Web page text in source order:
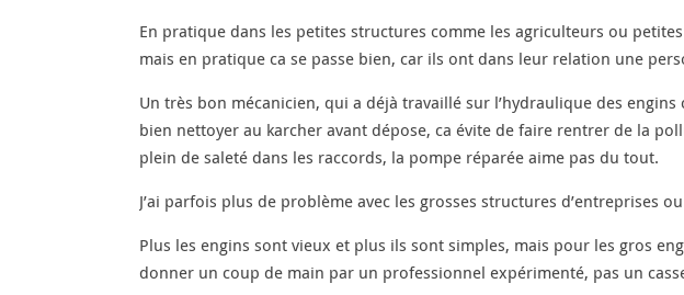
En pratique dans les petites structures comme les agriculteurs ou
mais en pratique ca se passe bien, car ils ont dans leur relation une
Un très bon mécanicien, qui a déjà travaillé sur l’hydraulique des
bien nettoyer au karcher avant dépose, ca évite de faire rentrer de la
plein de saleté dans les raccords, la pompe réparée aime pas du tout.
J’ai parfois plus de problème avec les grosses structures d’entreprises
Plus les engins sont vieux et plus ils sont simples, mais pour les gros
donner un coup de main par un professionnel expérimenté, pas un